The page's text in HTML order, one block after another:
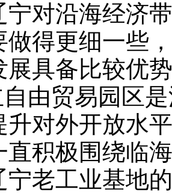
宁对沿海经济
做得更细一些
展具备比较优
由贸易园区
升对外开放水
直积极围绕临
宁老工业基地